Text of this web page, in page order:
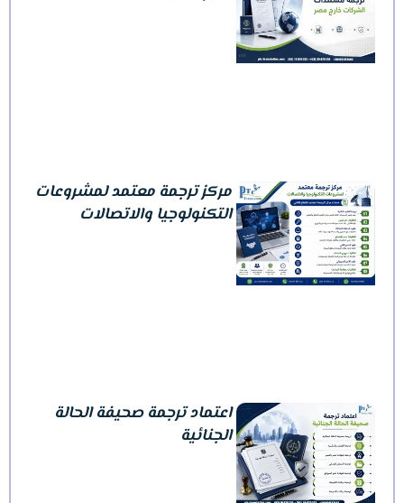
مركز ترجمة معتمد لمشروعات
التكنولوجيا والاتصالات
اعتماد ترجمة صحيفة الحالة
الجنائية